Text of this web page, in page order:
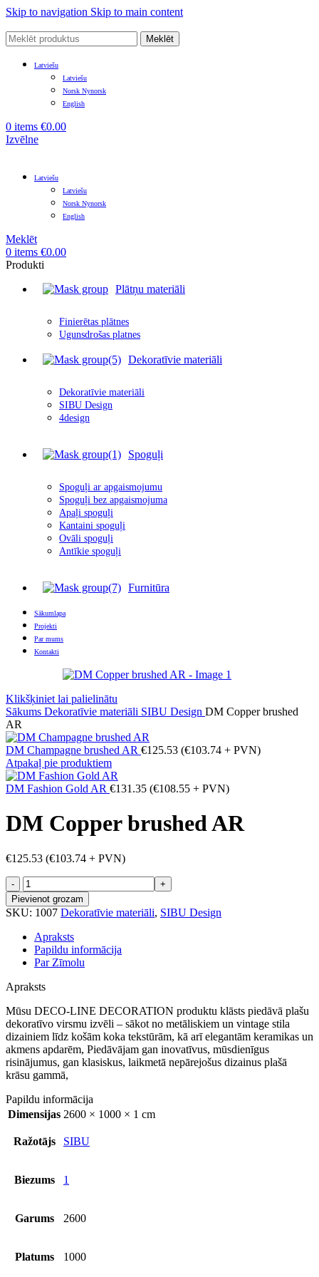
Skip to navigation Skip to main content
Meklēt
Latviešu
Latviešu
Norsk Nynorsk
English
0 items €0.00
Izvēlne
Latviešu
Latviešu
Norsk Nynorsk
English
Meklēt
0 items €0.00
Produkti
Plātņu materiāli
Finierētas plātnes
Ugunsdrošas platnes
Dekoratīvie materiāli
Dekoratīvie materiāli
SIBU Design
4design
Spoguļi
Spoguļi ar apgaismojumu
Spoguļi bez apgaismojuma
Apaļi spoguļi
Kantaini spoguļi
Ovāli spoguļi
Antīkie spoguļi
Furnitūra
Sākumlapa
Projekti
Par mums
Kontakti
Klikšķiniet lai palielinātu
Sākums Dekoratīvie materiāli SIBU Design DM Copper brushed
AR
DM Champagne brushed AR €125.53 (€103.74 + PVN)
Atpakaļ pie produktiem
DM Fashion Gold AR €131.35 (€108.55 + PVN)
DM Copper brushed AR
€125.53 (€103.74 + PVN)
DM
Copper
brushed
AR
daudzums
Pievienot grozam
SKU: 1007 Dekoratīvie materiāli, SIBU Design
Apraksts
Papildu informācija
Par Zīmolu
Apraksts
Mūsu DECO-LINE DECORATION produktu klāsts piedāvā plašu
dekoratīvo virsmu izvēli – sākot no metāliskiem un vintage stila
dizainiem līdz košām koka tekstūrām, kā arī elegantām keramikas un
akmens apdarēm, Piedāvājam gan inovatīvus, mūsdienīgus
risinājumus, gan klasiskus, laikmetā nepārejošus dizainus plašā
krāsu gammā,
Papildu informācija
Dimensijas 2600 × 1000 × 1 cm
Ražotājs SIBU
Biezums 1
Garums 2600
Platums 1000